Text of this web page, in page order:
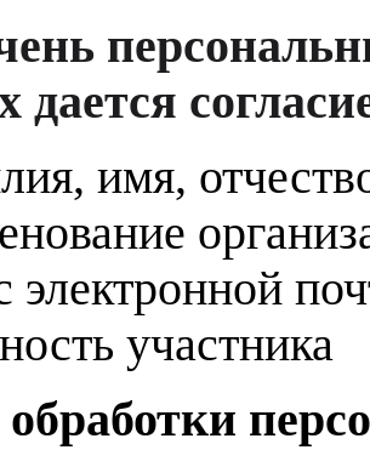
дается
имя,
электронной
участника